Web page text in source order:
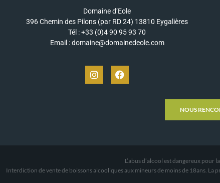
Domaine d’Eole
396 Chemin des Pilons (par RD 24) 13810 Eygalières
Tél : +33 (0)4 90 95 93 70
Email : domaine@domainedeole.com
NOUS
L’abus d’alcool est dangereux pour
Interdiction de vente de boissons alcooliques aux mineurs de moins de 18ans. La